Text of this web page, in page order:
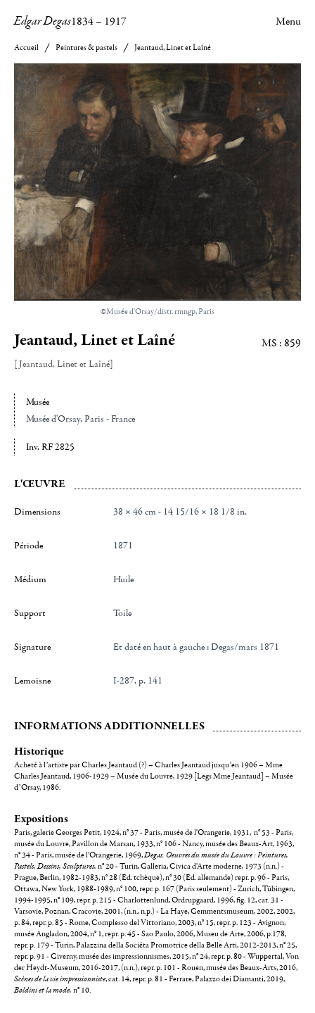
Edgar Degas1834– 1917 Menu
Accueil Peintures & pastels Jeantaud, Linet et Laîné
©Musée d'Orsay/distr. rmngp, Paris
Jeantaud, Linet et Laîné
[Jeantaud, Linet et Laîné]
MS : 859
Musée
Musée d'Orsay, Paris - France
Inv. RF 2825
L'ŒUVRE
Dimensions 38 × 46 cm - 14 15/16 × 18 1/8 in.
Période 1871
Médium Huile
Support toile
Signature et daté en haut à gauche : Degas/mars 1871
Lemoisne I-287, p. 141
INFORMATIONS ADDITIONNELLES
Historique
Acheté à l’artiste par Charles Jeantaud (?) – Charles Jeantaud jusqu’en 1906 – Mme
Charles Jeantaud, 1906-1929 – Musée du Louvre, 1929 [Legs Mme Jeantaud] – Musée
d’Orsay, 1986.
Expositions
Paris, galerie Georges Petit, 1924, n° 37 - Paris, musée de l'Orangerie, 1931, n° 53 - Paris,
musée du Louvre, Pavillon de Marsan, 1933, n° 106 - Nancy, musée des Beaux-Art, 1963,
n° 34 - Paris, musée de l'Orangerie, 1969,Degas. Oeuvres du musée du Louvre : Peintures,
Pastels, Dessins, Sculptures, n° 20 - Turin, Galleria, Civica d'Arte moderne, 1973 (n.n.) -
Prague, Berlin, 1982-1983, n° 28 (Ed. tchèque), n° 30 (Ed. allemande) repr. p. 96 - Paris,
Ottawa, New York, 1988-1989, n° 100, repr. p. 167 (Paris seulement) - Zurich, Tübingen,
1994-1995, n° 109, repr. p. 215 - Charlottenlund, Ordrupgaard, 1996, fig. 12, cat. 31 -
Varsovie, Poznan, Cracovie, 2001, (n.n., n.p.) - La Haye, Gemmentsmuseum, 2002, 2002,
p. 84, repr. p. 85 - Rome, Complesso del Vittoriano, 2003, n° 15, repr. p. 123 - Avignon,
musée Angladon, 2004, n° 1, repr. p. 45 - Sao Paulo, 2006, Museu de Arte, 2006, p.178,
repr. p. 179 - Turin, Palazzina della Sociéta Promotrice della Belle Arti, 2012-2013, n° 25,
repr. p. 91 - Giverny, musée des impressionnismes, 2015, n° 24, repr. p. 80 - Wuppertal, Von
der Heydt-Museum, 2016-2017, (n.n.), repr. p. 101 - Rouen, musée des Beaux-Arts, 2016,
Scènes de la vie impressionniste, cat. 14, repr. p. 81 - Ferrare, Palazzo dei Diamanti, 2019,
Boldini et la mode, n° 10.